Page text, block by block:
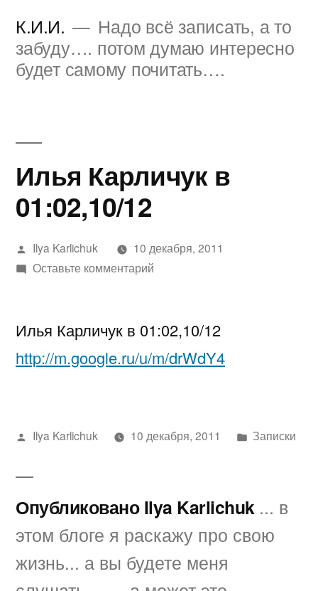
содержимому
К.И.И.
Надо всё записать, а то
забуду…. потом думаю интересно
будет самому почитать….
Илья Карличук в
01:02,10/12
Написано
автором
Ilya Karlichuk
10 декабря, 2011
Оставьте комментарийк
в
Илья Карличук в 01:02,10/12
http://m.google.ru/u/m/drWdY4
Написано
Ilya Karlichuk 10 декабря, 2011
Написано
Записки
Опубликовано Ilya Karlichuk ... в
этом блоге я раскажу про свою
жизнь... а вы будете меня